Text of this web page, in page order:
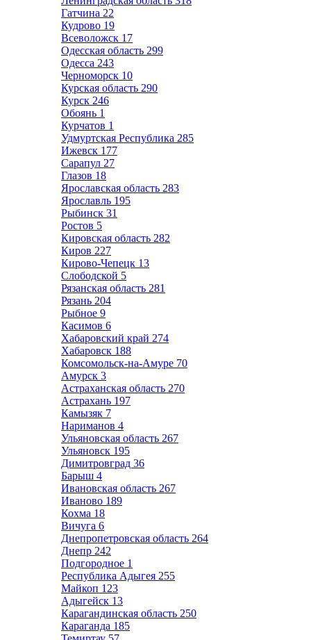
Гатчина 22
Кудрово 19
Всеволожск 17
Одесская область 299
Одесса 243
Черноморск 10
Курская область 290
Курск 246
Обоянь 1
Курчатов 1
Удмуртская Республика 285
Ижевск 177
Сарапул 27
Глазов 18
Ярославская область 283
Ярославль 195
Рыбинск 31
Ростов 5
Кировская область 282
Киров 227
Кирово-Чепецк 13
Слободской 5
Рязанская область 281
Рязань 204
Рыбное 9
Касимов 6
Хабаровский край 274
Хабаровск 188
Комсомольск-на-Амуре 70
Амурск 3
Астраханская область 270
Астрахань 197
Камызяк 7
Нариманов 4
Ульяновская область 267
Ульяновск 195
Димитровград 36
Барыш 4
Ивановская область 267
Иваново 189
Кохма 18
Вичуга 6
Днепропетровская область 264
Днепр 242
Подгородное 1
Республика Адыгея 255
Майкоп 123
Адыгейск 13
Карагандинская область 250
Караганда 185